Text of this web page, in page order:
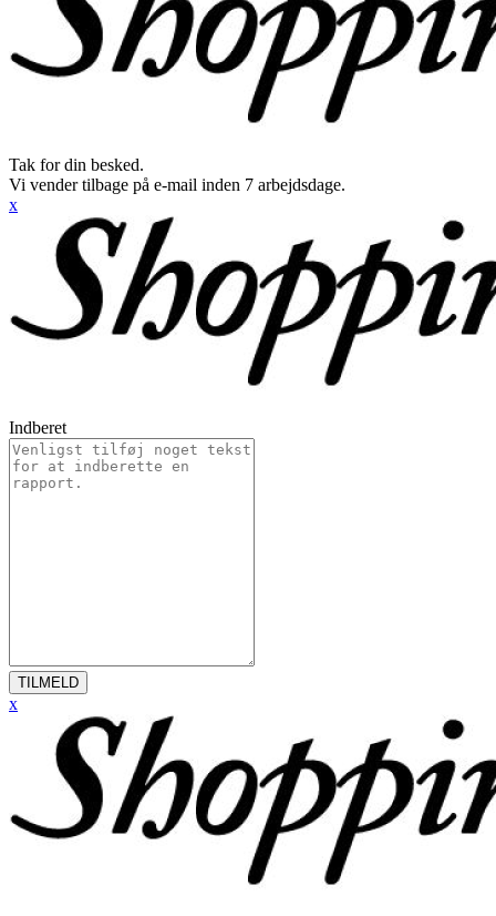
Tak for din besked.
Vi vender tilbage på e-mail inden 7 arbejdsdage.
x
Indberet
TILMELD
x